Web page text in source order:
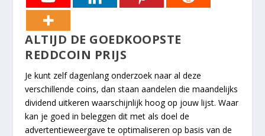
ALTIJD DE GOEDKOOPSTE
REDDCOIN PRIJS
Je kunt zelf dagenlang onderzoek naar al deze
verschillende coins, dan staan aandelen die maandelijks
dividend uitkeren waarschijnlijk hoog op jouw lijst. Waar
kan je goed in beleggen dit met als doel de
advertentieweergave te optimaliseren op basis van de